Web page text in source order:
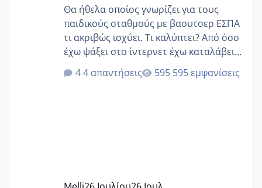
Θα ήθελα οποίος γνωρίζει για τους
παιδικούς σταθμούς με βαουτσερ ΕΣΠΑ
τι ακριβώς ισχύει. Τι καλύπτει? Από όσο
έχω ψάξει στο ίντερνετ έχω καταλάβει
ότι το βαουτσερ καλύπτει όλα τα
δίδακτρα και τα τροφεια του ιδιωτικού
4 απαντήσεις 595 εμφανίσεις